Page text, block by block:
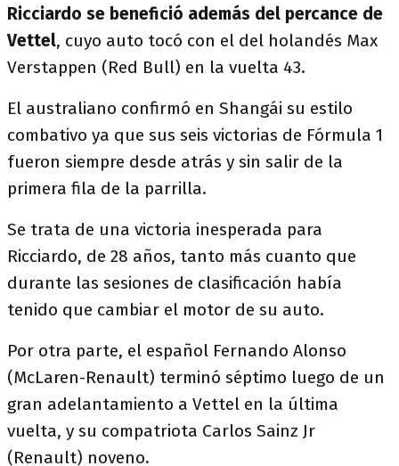
Ricciardo se benefició además del percance de
Vettel, cuyo auto tocó con el del holandés Max
Verstappen (Red Bull) en la vuelta 43.
El australiano confirmó en Shangái su estilo
combativo ya que sus seis victorias de Fórmula 1
fueron siempre desde atrás y sin salir de la
primera fila de la parrilla.
Se trata de una victoria inesperada para
Ricciardo, de 28 años, tanto más cuanto que
durante las sesiones de clasificación había
tenido que cambiar el motor de su auto.
Por otra parte, el español Fernando Alonso
(McLaren-Renault) terminó séptimo luego de un
gran adelantamiento a Vettel en la última
vuelta, y su compatriota Carlos Sainz Jr
(Renault) noveno.